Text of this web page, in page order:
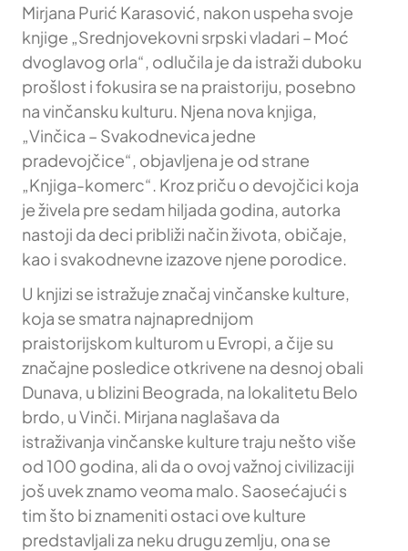
Mirjana Purić Karasović, nakon uspeha svoje
knjige „Srednjovekovni srpski vladari – Moć
dvoglavog orla“, odlučila je da istraži duboku
prošlost i fokusira se na praistoriju, posebno
na vinčansku kulturu. Njena nova knjiga,
„Vinčica – Svakodnevica jedne
pradevojčice“, objavljena je od strane
„Knjiga-komerc“. Kroz priču o devojčici koja
je živela pre sedam hiljada godina, autorka
nastoji da deci približi način života, običaje,
kao i svakodnevne izazove njene porodice.
U knjizi se istražuje značaj vinčanske kulture,
koja se smatra najnaprednijom
praistorijskom kulturom u Evropi, a čije su
značajne posledice otkrivene na desnoj obali
Dunava, u blizini Beograda, na lokalitetu Belo
brdo, u Vinči. Mirjana naglašava da
istraživanja vinčanske kulture traju nešto više
od 100 godina, ali da o ovoj važnoj civilizaciji
još uvek znamo veoma malo. Saosećajući s
tim što bi znameniti ostaci ove kulture
predstavljali za neku drugu zemlju, ona se